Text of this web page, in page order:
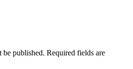
be published. Required fields are